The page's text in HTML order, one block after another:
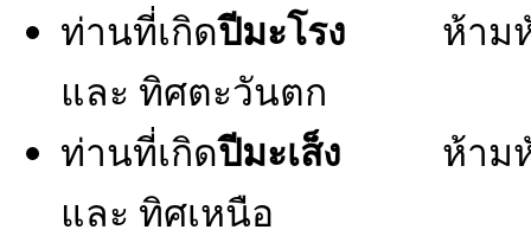
ท่านที่เกิดปีมะโรง ห้าม
และ ทิศตะวันตก
ท่านที่เกิดปีมะเส็ง ห้ามหันหั
และ ทิศเหนือ